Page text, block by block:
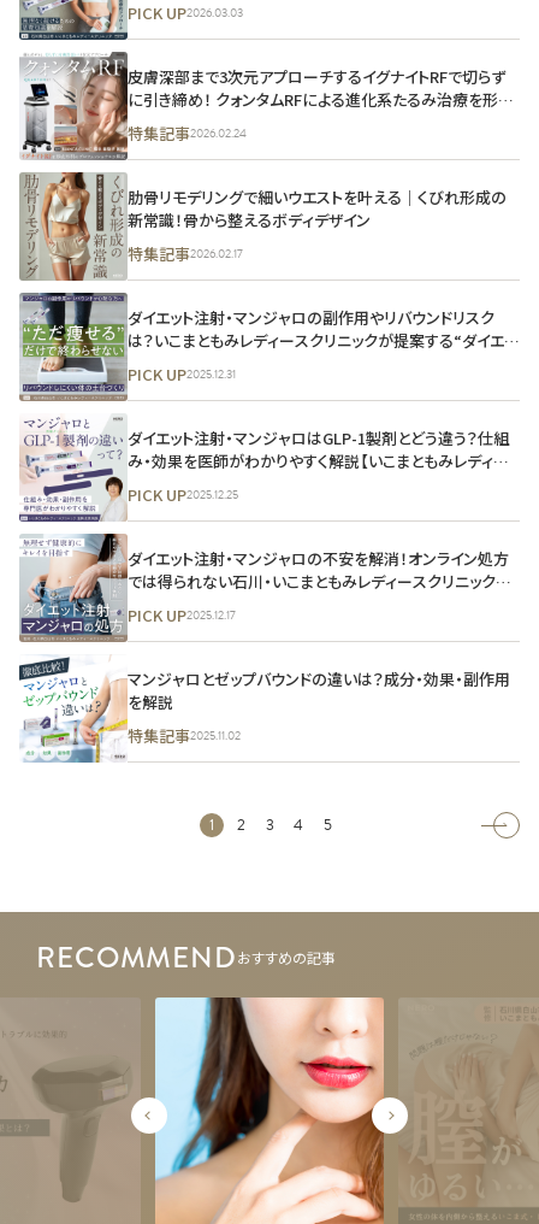
PICK UP2026.03.03
皮膚深部まで3次元アプローチするイグナイトRFで切らず
に引き締め！ クォンタムRFによる進化系たるみ治療を形成
外科のプロフェッショナルが解説
特集記事2026.02.24
肋骨リモデリングで細いウエストを叶える｜くびれ形成の
新常識！骨から整えるボディデザイン
特集記事2026.02.17
ダイエット注射・マンジャロの副作用やリバウンドリスク
は？いこまともみレディースクリニックが提案する“ダイエッ
PICK UP2025.12.31
ダイエット注射・マンジャロはGLP-1製剤とどう違う？仕組
み・効果を医師がわかりやすく解説【いこまともみレディー
PICK UP2025.12.25
ダイエット注射・マンジャロの不安を解消！オンライン処方
では得られない石川・いこまともみレディースクリニックの
PICK UP2025.12.17
マンジャロとゼップバウンドの違いは？成分・効果・副作用
を解説
特集記事2025.11.02
1 2 3 4 5
RECOMMENDおすすめの記事